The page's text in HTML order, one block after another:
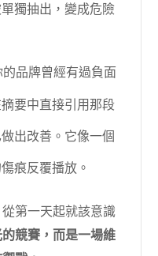
獨抽出，變成危險
的品牌曾經有過負面
要中直接引用那段
出改善。它像一個
痕反覆播放。
第一天起就該意識
競賽，而是一場維